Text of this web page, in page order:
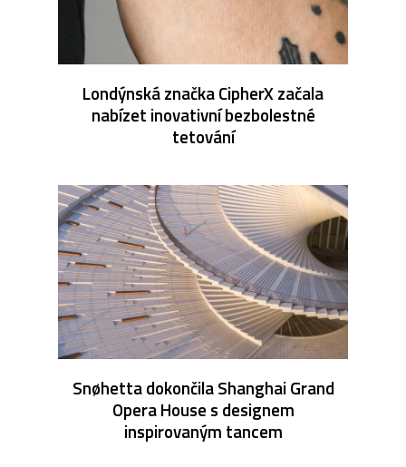
Londýnská značka CipherX začala
nabízet inovativní bezbolestné
tetování
Snøhetta dokončila Shanghai Grand
Opera House s designem
inspirovaným tancem